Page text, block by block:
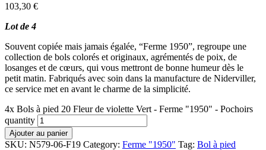
103,30 €
Lot de 4
Souvent copiée mais jamais égalée, “Ferme 1950”, regroupe une
collection de bols colorés et originaux, agrémentés de poix, de
losanges et de cœurs, qui vous mettront de bonne humeur dès le
petit matin. Fabriqués avec soin dans la manufacture de Niderviller,
ce service met en avant le charme de la simplicité.
4x Bols à pied 20 Fleur de violette Vert - Ferme "1950" - Pochoirs
quantity
Ajouter au panier
SKU: N579-06-F19 Category: Ferme "1950" Tag: Bol à pied